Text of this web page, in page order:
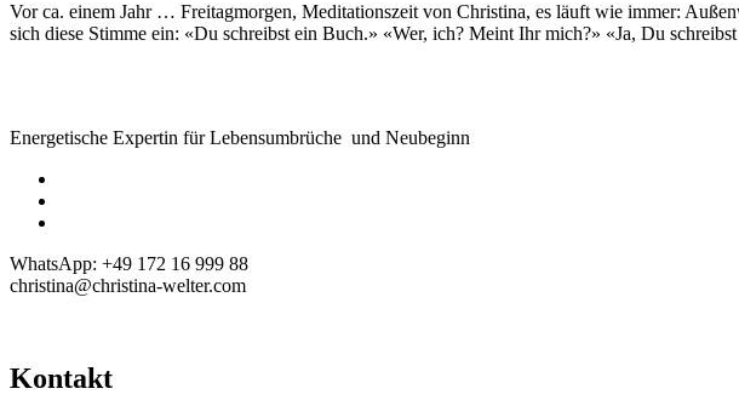
Vor ca. einem Jahr … Freitagmorgen, Meditationszeit von Christina, es läuft wie immer:
sich diese Stimme ein: «Du schreibst ein Buch.» «Wer, ich? Meint Ihr mich?» «Ja, Du
Energetische Expertin für Lebensumbrüche und Neubeginn
WhatsApp: +49 172 16 999 88
christina@christina-welter.com
Kontakt